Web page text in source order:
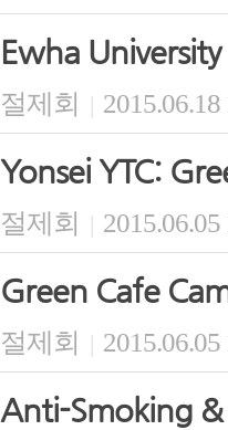
Ewha
절제회 | 2015.06.18
Yonsei YTC:
절제회 | 2015.06.05
Green Cafe
절제회 | 2015.06.05
Anti-Smoking